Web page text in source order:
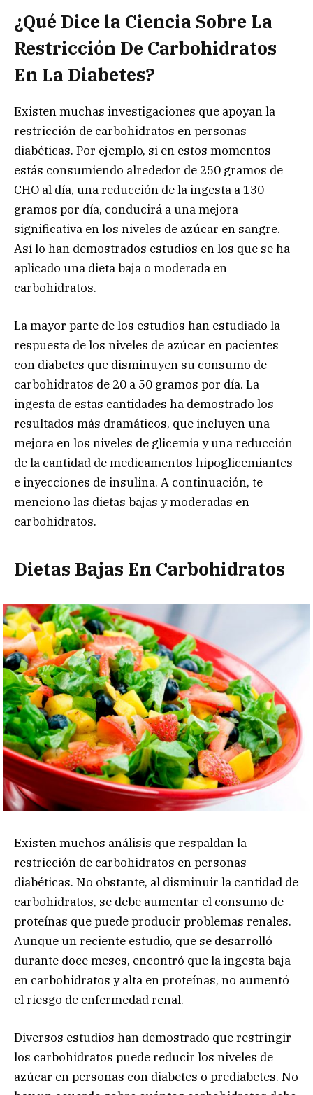
¿Qué Dice la Ciencia Sobre La
Restricción De Carbohidratos
En La Diabetes?
Existen muchas investigaciones que apoyan la
restricción de carbohidratos en personas
diabéticas. Por ejemplo, si en estos momentos
estás consumiendo alrededor de 250 gramos de
CHO al día, una reducción de la ingesta a 130
gramos por día, conducirá a una mejora
significativa en los niveles de azúcar en sangre.
Así lo han demostrados estudios en los que se ha
aplicado una dieta baja o moderada en
carbohidratos.
La mayor parte de los estudios han estudiado la
respuesta de los niveles de azúcar en pacientes
con diabetes que disminuyen su consumo de
carbohidratos de 20 a 50 gramos por día. La
ingesta de estas cantidades ha demostrado los
resultados más dramáticos, que incluyen una
mejora en los niveles de glicemia y una reducción
de la cantidad de medicamentos hipoglicemiantes
e inyecciones de insulina. A continuación, te
menciono las dietas bajas y moderadas en
carbohidratos.
Dietas Bajas En Carbohidratos
Existen muchos análisis que respaldan la
restricción de carbohidratos en personas
diabéticas. No obstante, al disminuir la cantidad de
carbohidratos, se debe aumentar el consumo de
proteínas que puede producir problemas renales.
Aunque un reciente estudio, que se desarrolló
durante doce meses, encontró que la ingesta baja
en carbohidratos y alta en proteínas, no aumentó
el riesgo de enfermedad renal.
Diversos estudios han demostrado que restringir
los carbohidratos puede reducir los niveles de
azúcar en personas con diabetes o prediabetes. No